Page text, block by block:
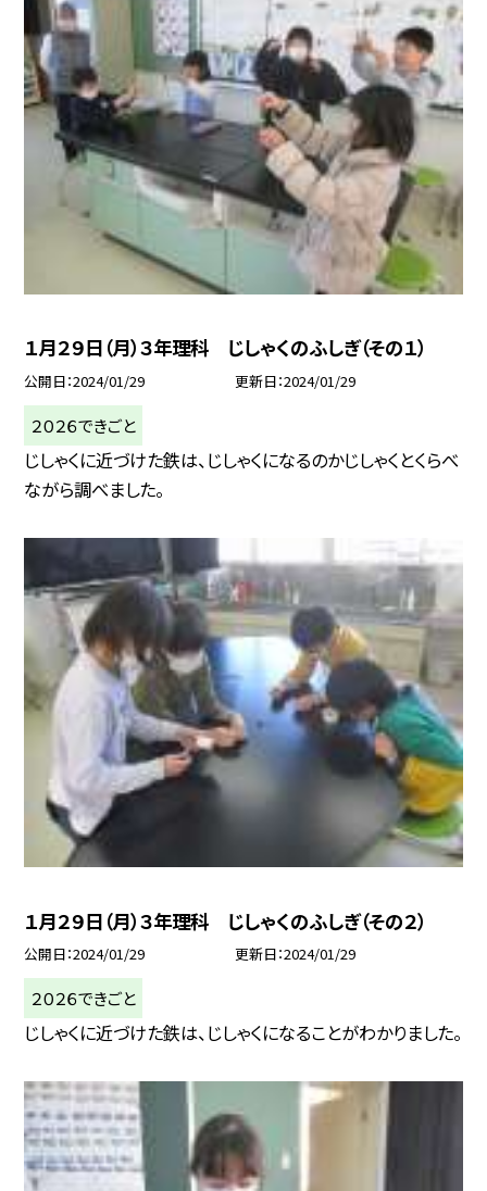
１月２９日（月）３年理科 じしゃくのふしぎ（その１）
公開日 2024/01/29 更新日 2024/01/29
２０２６できごと
じしゃくに近づけた鉄は、じしゃくになるのかじしゃくとくらべ
ながら調べました。
１月２９日（月）３年理科 じしゃくのふしぎ（その２）
公開日 2024/01/29 更新日 2024/01/29
２０２６できごと
じしゃくに近づけた鉄は、じしゃくになることがわかりました。